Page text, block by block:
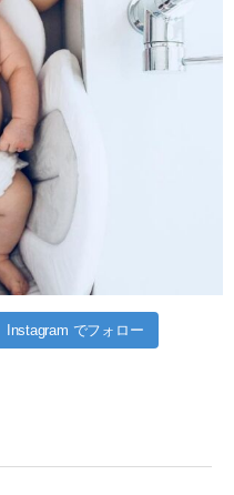
Instagram でフォロー